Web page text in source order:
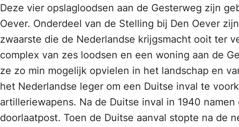
Deze vier opslagloodsen aan de Gesterweg zijn
Oever. Onderdeel van de Stelling bij Den Oever
zwaarste die de Nederlandse krijgsmacht ooit ter
complex van zes loodsen en een woning aan de
ze zo min mogelijk opvielen in het landschap en
het Nederlandse leger om een Duitse inval te
artilleriewapens. Na de Duitse inval in 1940
doorlaatpost. Toen de Duitse aanval stopte na de